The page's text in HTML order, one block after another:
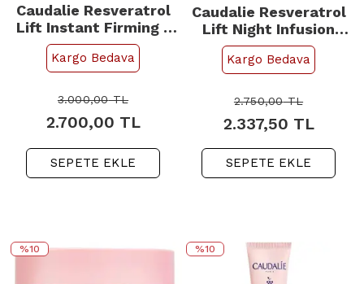
Caudalie Resveratrol
Lift Instant Firming -
Yaşlanma Karşıtı
Serum 30ml
Kargo Bedava
3.000,00TL
2.700,00 TL
SEPETE EKLE
Caudalie Resveratrol
Lift Night Infusion
Cream - Gece Kremi
50ml
Kargo Bedava
2.750,00TL
2.337,50 TL
SEPETE EKLE
%10 %10